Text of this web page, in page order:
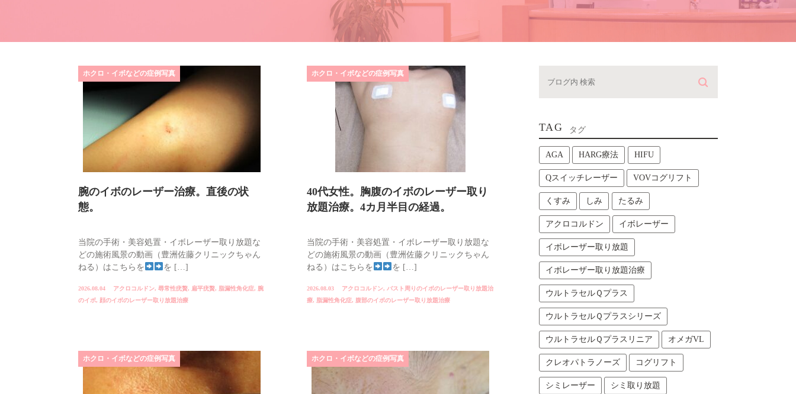
ホクロ・イボなどの症例写真
腕のイボのレーザー治療。直後の状
態。
当院の手術・美容処置・イボレーザー取り放題な
どの施術風景の動画（豊洲佐藤クリニックちゃん
ねる）はこちらを
を […]
2026.08.04 アクロコルドン, 尋常性疣贅, 扁平疣贅, 脂漏性角化症, 腕
のイボ, 顔のイボのレーザー取り放題治療
ホクロ・イボなどの症例写真
40代女性。胸腹のイボのレーザー取り
放題治療。4カ月半目の経過。
当院の手術・美容処置・イボレーザー取り放題な
どの施術風景の動画（豊洲佐藤クリニックちゃん
ねる）はこちらを
を […]
2026.08.03 アクロコルドン,バスト周りのイボのレーザー取り放題治
療, 脂漏性角化症, 腹部のイボのレーザー取り放題治療
ホクロ・イボなどの症例写真 ホクロ・イボなどの症例写真
TAG タグ
AGA HARG療法 HIFU
Qスイッチレーザー VOVコグリフト
くすみ しみ たるみ
アクロコルドン イボレーザー
イボレーザー取り放題
イボレーザー取り放題治療
ウルトラセルＱプラス
ウルトラセルＱプラスシリーズ
ウルトラセルＱプラスリニア オメガVL
クレオパトラノーズ コグリフト
シミレーザー シミ取り放題